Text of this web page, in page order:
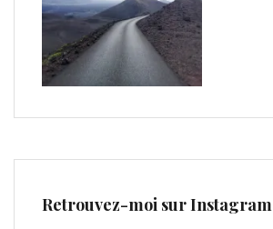
Retrouvez-moi sur Instagram